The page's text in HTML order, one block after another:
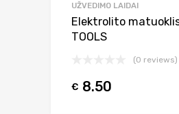
UŽVEDIMO LAIDAI
Elektrolito
TOOLS
(0 reviews)
€ 8.50